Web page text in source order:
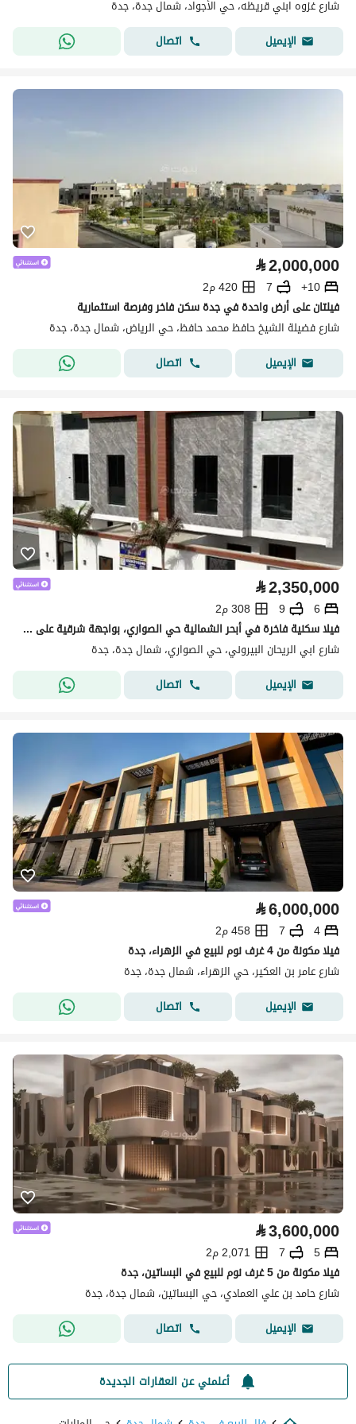
شارع غزوه ابني قريظه، حي الأجواد، شمال جدة، جدة
الإيميل
اتصال
⃁2,000,000
10+
7
420 م2
فيلتان على أرض واحدة في جدة سكن فاخر وفرصة استثمارية
شارع فضيلة الشيخ حافظ محمد حافظ، حي الرياض، شمال جدة، جدة
الإيميل
اتصال
⃁2,350,000
6
9
308 م2
فيلا سكنية فاخرة في أبحر الشمالية حي الصواري، بواجهة شرقية على شارع 30 متر،
شارع ابي الريحان البيروني، حي الصواري، شمال جدة، جدة
الإيميل
اتصال
⃁6,000,000
4
7
458 م2
فيلا مكونة من 4 غرف نوم للبيع في الزهراء، جدة
شارع عامر بن العكير، حي الزهراء، شمال جدة، جدة
الإيميل
اتصال
⃁3,600,000
5
7
2,071 م2
فيلا مكونة من 5 غرف نوم للبيع في البساتين، جدة
شارع حامد بن علي العمادي، حي البساتين، شمال جدة، جدة
الإيميل
اتصال
أعلمني عن العقارات الجديدة